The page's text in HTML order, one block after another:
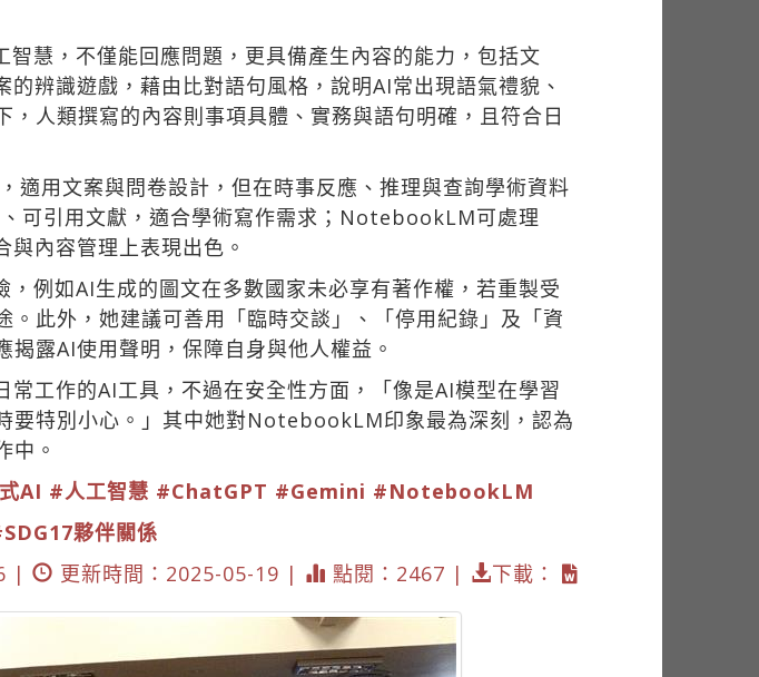
慧，不僅能回應問題，更具備產生內容的能力，包括文
辨識遊戲，藉由比對語句風格，說明AI常出現語氣禮貌、
人類撰寫的內容則事項具體、實務與語句明確，且符合日
用文案與問卷設計，但在時事反應、推理與查詢學術資料
可引用文獻，適合學術寫作需求；NotebookLM可處理
內容管理上表現出色。
例如AI生成的圖文在多數國家未必享有著作權，若重製受
此外，她建議可善用「臨時交談」、「停用紀錄」及「資
露AI使用聲明，保障自身與他人權益。
工作的AI工具，不過在安全性方面，「像是AI模型在學習
要特別小心。」其中她對NotebookLM印象最為深刻，認為
中。
AI #人工智慧 #ChatGPT #Gemini #NotebookLM
夥伴關係
|
更新時間：2025-05-19 | 點閱：2467 | 下載：